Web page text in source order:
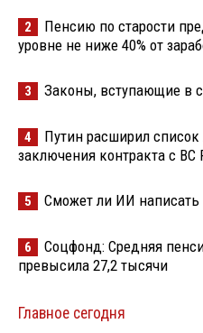
2
Пенсию по старости
уровне не ниже 40% от
3 Законы, вступающие в
4
Путин расширил
заключения контракта с ВС
5 Сможет ли ИИ написать
6
Соцфонд: Средняя
превысила 27,2 тысячи
Главное сегодня